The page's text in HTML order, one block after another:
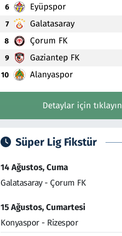
6 Eyüpspor
7 Galatasaray
8 Çorum FK
9 Gaziantep FK
10 Alanyaspor
Detaylar için tıklayın
Süper Lig Fikstür
14 Ağustos, Cuma
Galatasaray - Çorum FK
15 Ağustos, Cumartesi
Konyaspor - Rizespor